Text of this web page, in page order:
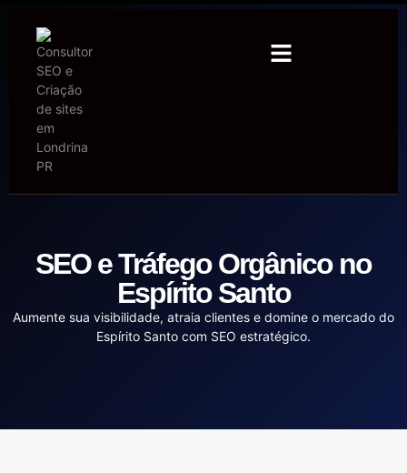
SEO e Tráfego Orgânico no
Espírito Santo
Aumente sua visibilidade, atraia clientes e domine o mercado do
Espírito Santo com SEO estratégico.